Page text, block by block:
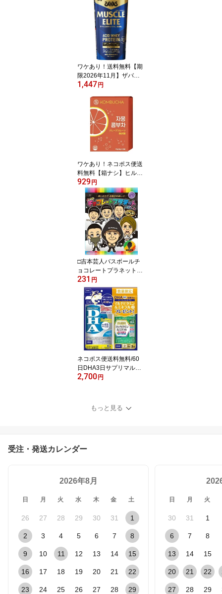
ワケあり！送料無料【期
限2026年11月】ザバ
ス マッスルエリートバ
1,447 円
ワケあり！ネコポス便送
料無料【箱ナシ】ヒルズ
ラボコンブチャグレープ
フルーツ（15包）
929 円
□吉本芸人バスボールチ
ョコレートプラネット
（1個）
231 円
ネコポス便送料無料/60
日DHA3日サプリマルチ
ビタミン＆ミネラル付き
2,700 円
もっと見る
受注・発送カレンダー
2026年8月
日 月 火 水 木 金 土
26 27 28 29 30 31 1
2 3 4 5 6 7 8
9 10 11 12 13 14 15
16 17 18 19 20 21 22
23 24 25 26 27 28 29
日 月 火
30 31 1
6 7 8
13 14 15
20 21 22
27 28 29